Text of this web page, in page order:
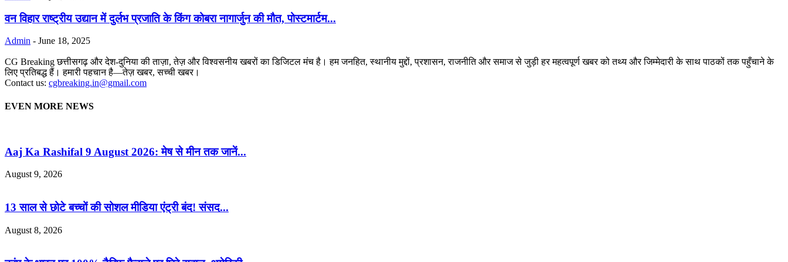
वन विहार राष्ट्रीय उद्यान में दुर्लभ प्रजाति के किंग कोबरा नागार्जुन की मौत, पोस्टमार्टम...
Admin - June 18, 2025
CG Breaking छत्तीसगढ़ और देश-दुनिया की ताज़ा, तेज़ और विश्वसनीय खबरों का डिजिटल मंच है। हम जनहित, स्थानीय मुद्दों, प्रशासन, राजनीति और समाज से जुड़ी हर महत्वपूर्ण खबर को तथ्य और जिम्मेदारी के साथ पाठकों तक पहुँचाने के
लिए प्रतिबद्ध हैं। हमारी पहचान है—तेज़ खबर, सच्ची खबर।
Contact us: cgbreaking.in@gmail.com
EVEN MORE NEWS
Aaj Ka Rashifal 9 August 2026: मेष से मीन तक जानें...
August 9, 2026
13 साल से छोटे बच्चों की सोशल मीडिया एंट्री बंद! संसद...
August 8, 2026